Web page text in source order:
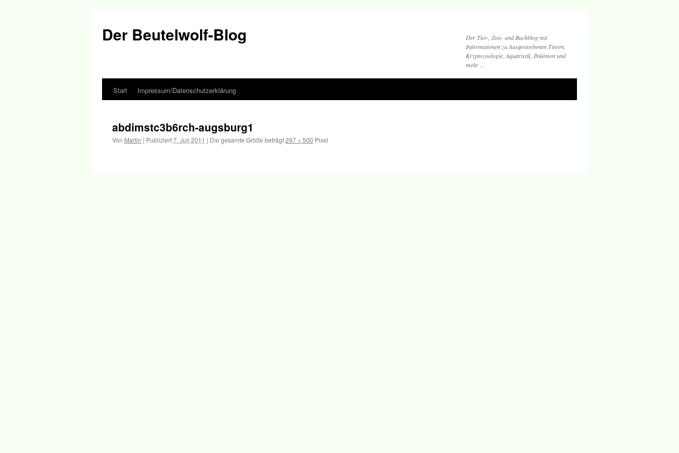
Der Beutelwolf-Blog
Der Tier-, Zoo- und Buchblog mit
Informationen zu Ausgestorbenen Tieren,
Kryptozoologie, Aquaristik, Pokémon und
mehr …
Springe
Inhalt
Start Impressum/Datenschutzerklärung
abdimstc3b6rch-augsburg1
Von Martin | Publiziert7. Juli 2011 | Die gesamte Größe beträgt297 × 500 Pixel